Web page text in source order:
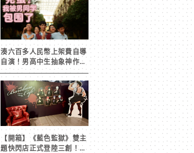
場！
湊六百多人民幣上架費自導
自演！男高中生抽象神作
《完蛋！我被男同學包圍
了》突然爆紅
【開箱】《藍色監獄》雙主
題快閃店正式登陸三創！造